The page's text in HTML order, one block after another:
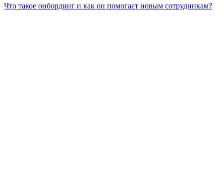
Что такое онбординг и как он помогает новым сотрудникам?